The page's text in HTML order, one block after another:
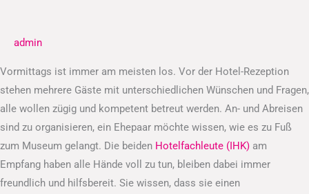
admin
Vormittags ist immer am meisten los. Vor der Hotel-Rezeption
stehen mehrere Gäste mit unterschiedlichen Wünschen und Fragen,
alle wollen zügig und kompetent betreut werden. An- und Abreisen
sind zu organisieren, ein Ehepaar möchte wissen, wie es zu Fuß
zum Museum gelangt. Die beiden Hotelfachleute (IHK) am
Empfang haben alle Hände voll zu tun, bleiben dabei immer
freundlich und hilfsbereit. Sie wissen, dass sie einen